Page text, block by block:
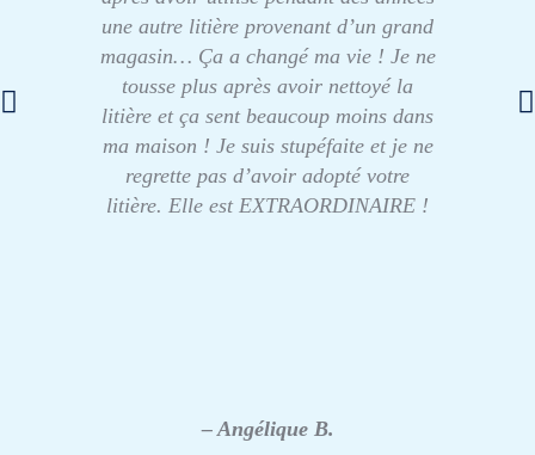
une autre litière provenant d’un grand
magasin… Ça a changé ma vie ! Je ne
tousse plus après avoir nettoyé la
litière et ça sent beaucoup moins dans
ma maison ! Je suis stupéfaite et je ne
regrette pas d’avoir adopté votre
litière. Elle est EXTRAORDINAIRE !
– Angélique B.